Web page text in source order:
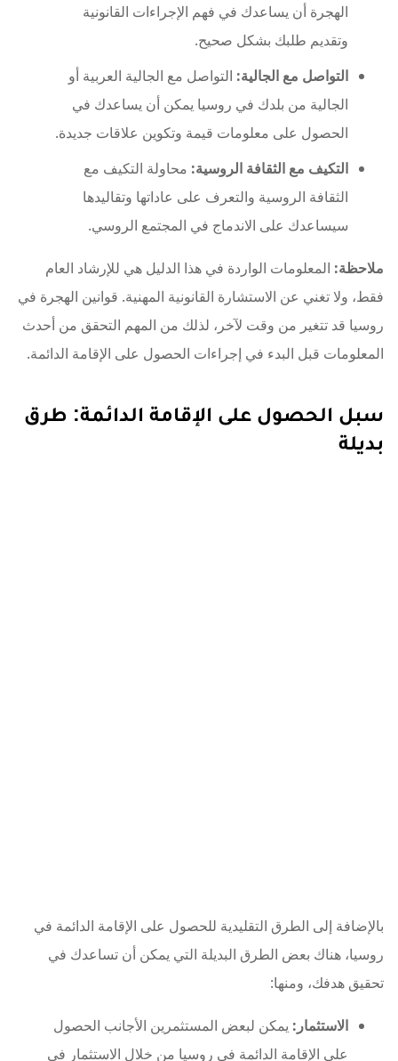
الهجرة أن يساعدك في فهم الإجراءات القانونية
وتقديم طلبك بشكل صحيح.
التواصل مع الجالية: التواصل مع الجالية العربية أو
الجالية من بلدك في روسيا يمكن أن يساعدك في
الحصول على معلومات قيمة وتكوين علاقات جديدة.
التكيف مع الثقافة الروسية: محاولة التكيف مع
الثقافة الروسية والتعرف على عاداتها وتقاليدها
سيساعدك على الاندماج في المجتمع الروسي.
ملاحظة: المعلومات الواردة في هذا الدليل هي للإرشاد العام
فقط، ولا تغني عن الاستشارة القانونية المهنية. قوانين الهجرة في
روسيا قد تتغير من وقت لآخر، لذلك من المهم التحقق من أحدث
المعلومات قبل البدء في إجراءات الحصول على الإقامة الدائمة.
سبل الحصول على الإقامة الدائمة: طرق
بديلة
بالإضافة إلى الطرق التقليدية للحصول على الإقامة الدائمة في
روسيا، هناك بعض الطرق البديلة التي يمكن أن تساعدك في
تحقيق هدفك، ومنها:
الاستثمار: يمكن لبعض المستثمرين الأجانب الحصول
على الإقامة الدائمة في روسيا من خلال الاستثمار في